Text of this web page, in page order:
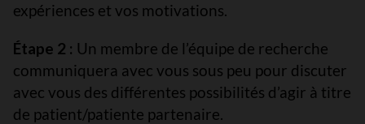
expériences et vos motivations.
Étape 2 : Un membre de l’équipe de recherche
communiquera avec vous sous peu pour discuter
avec vous des différentes possibilités d’agir à titre
de patient/patiente partenaire.